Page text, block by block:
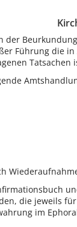
der
Führung die
Tatsachen
die jeweils
im